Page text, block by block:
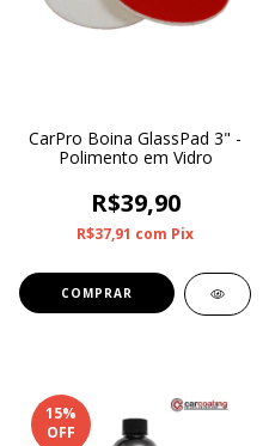
CarPro Boina GlassPad 3" -
Polimento em Vidro
R$39,90
R$37,91 com Pix
15%
OFF